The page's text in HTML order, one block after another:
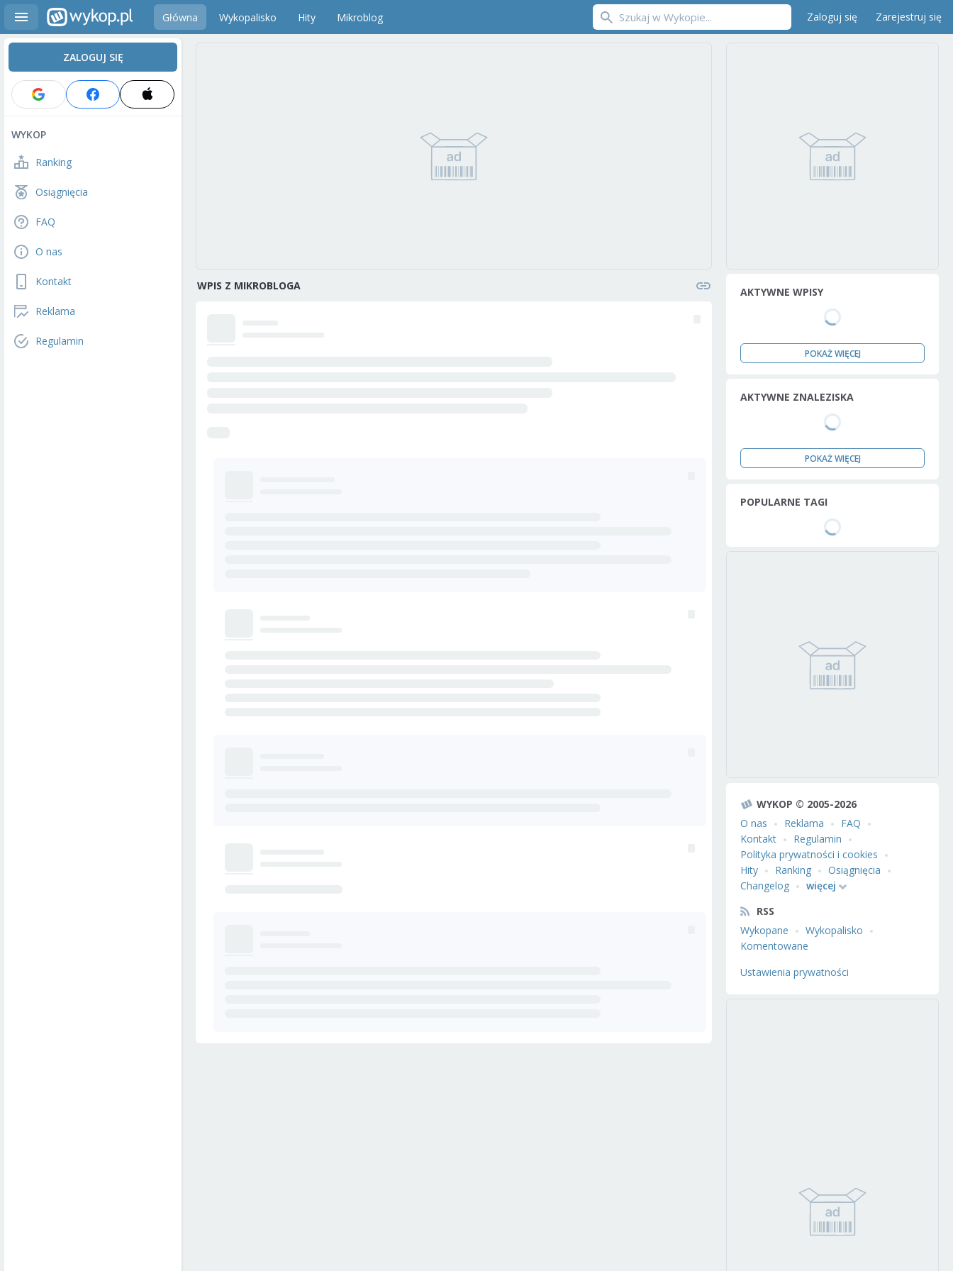
Główna Wykopalisko Hity Mikroblog Zaloguj się Zarejestruj się
ZALOGUJ SIĘ
WYKOP
Ranking
Osiągnięcia
FAQ
O nas
Kontakt
Reklama
Regulamin
WPIS Z MIKROBLOGA AKTYWNE WPISY
POKAŻ WIĘCEJ
AKTYWNE ZNALEZISKA
POKAŻ WIĘCEJ
POPULARNE TAGI
WYKOP © 2005-2026
O nas
Reklama
FAQ
Kontakt
Regulamin
Polityka prywatności i cookies
Hity
Ranking
Osiągnięcia
Changelog
więcej
RSS
Wykopane
Wykopalisko
Komentowane
Ustawienia prywatności